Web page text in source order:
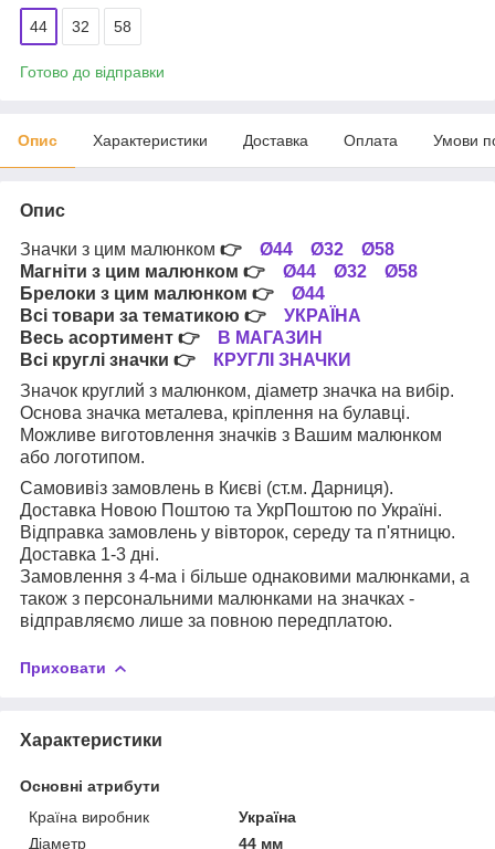
44 32 58
Готово до відправки
Опис Характеристики Доставка Оплата Умови
Опис
Значки з цим малюнком 👉 Ø44 Ø32
Ø58
Магніти з цим малюнком 👉 Ø44 Ø32
Ø58
Брелоки з цим малюнком 👉 Ø44
Всі товари за тематикою 👉 УКРАЇНА
Весь асортимент 👉
В МАГАЗИН
Всі круглі значки 👉
КРУГЛІ ЗНАЧКИ
Значок круглий з малюнком, діаметр значка на вибір.
Основа значка металева, кріплення на булавці.
Можливе виготовлення значків з Вашим малюнком
або логотипом.
Самовивіз замовлень в Києві (ст.м. Дарниця).
Доставка Новою Поштою та УкрПоштою по Україні.
Відправка замовлень у вівторок, середу та п'ятницю.
Доставка 1-3 дні.
Замовлення з 4-ма і більше однаковими малюнками, а
також з персональними малюнками на значках -
відправляємо лише за повною передплатою.
Приховати
Характеристики
Основні атрибути
Країна виробник
Україна
Діаметр
44 мм